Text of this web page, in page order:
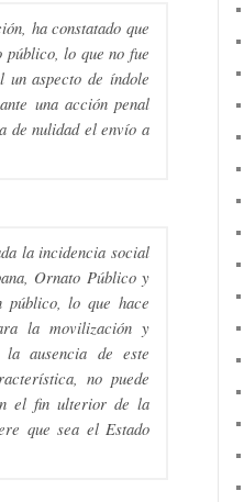
ha constatado que
lo que no fue
aspecto de índole
una acción penal
de nulidad el envío a
la incidencia social
Ornato Público y
público, lo que hace
la movilización y
ausencia de este
no puede
el fin ulterior de la
que sea el Estado